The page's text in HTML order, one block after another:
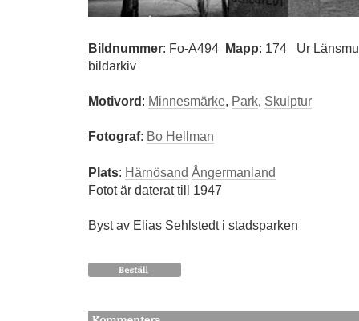
Bildnummer: Fo-A494 Mapp: 174
Ur
bildarkiv
Motivord: Minnesmärke, Park, Skulptur
Fotograf: Bo Hellman
Plats: Härnösand Ångermanland
Fotot är daterat till 1947
Byst av Elias Sehlstedt i stadsparken